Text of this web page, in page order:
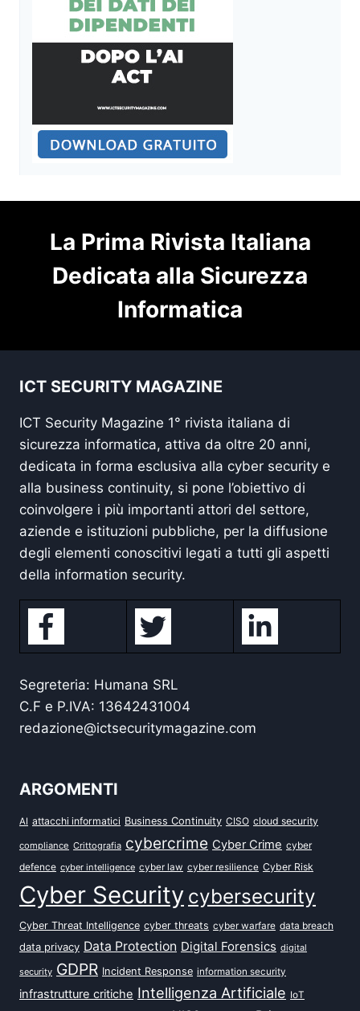
La Prima Rivista Italiana
Dedicata alla Sicurezza
Informatica
ICT SECURITY MAGAZINE
ICT Security Magazine 1° rivista italiana di
sicurezza informatica, attiva da oltre 20 anni,
dedicata in forma esclusiva alla cyber security e
alla business continuity, si pone l’obiettivo di
coinvolgere i più importanti attori del settore,
aziende e istituzioni pubbliche, per la diffusione
degli elementi conoscitivi legati a tutti gli aspetti
della information security.
Segreteria: Humana SRL
C.F e P.IVA: 13642431004
redazione@ictsecuritymagazine.com
ARGOMENTI
AI attacchi informatici Business Continuity CISO cloud security
compliance Crittografia cybercrime Cyber Crime cyber
defence cyber intelligence cyber law cyber resilience Cyber Risk
Cyber Security cybersecurity
Cyber Threat Intelligence cyber threats cyber warfare data breach
data privacy Data Protection Digital Forensics digital
security GDPR Incident Response information security
infrastrutture critiche Intelligenza Artificiale IoT